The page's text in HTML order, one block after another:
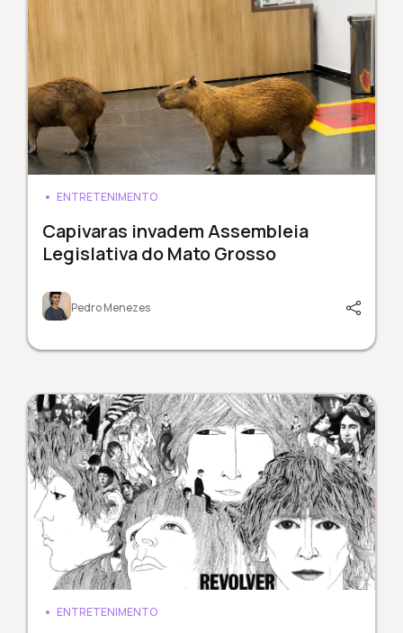
ENTRETENIMENTO
Capivaras invadem Assembleia
Legislativa do Mato Grosso
Pedro Menezes
ENTRETENIMENTO